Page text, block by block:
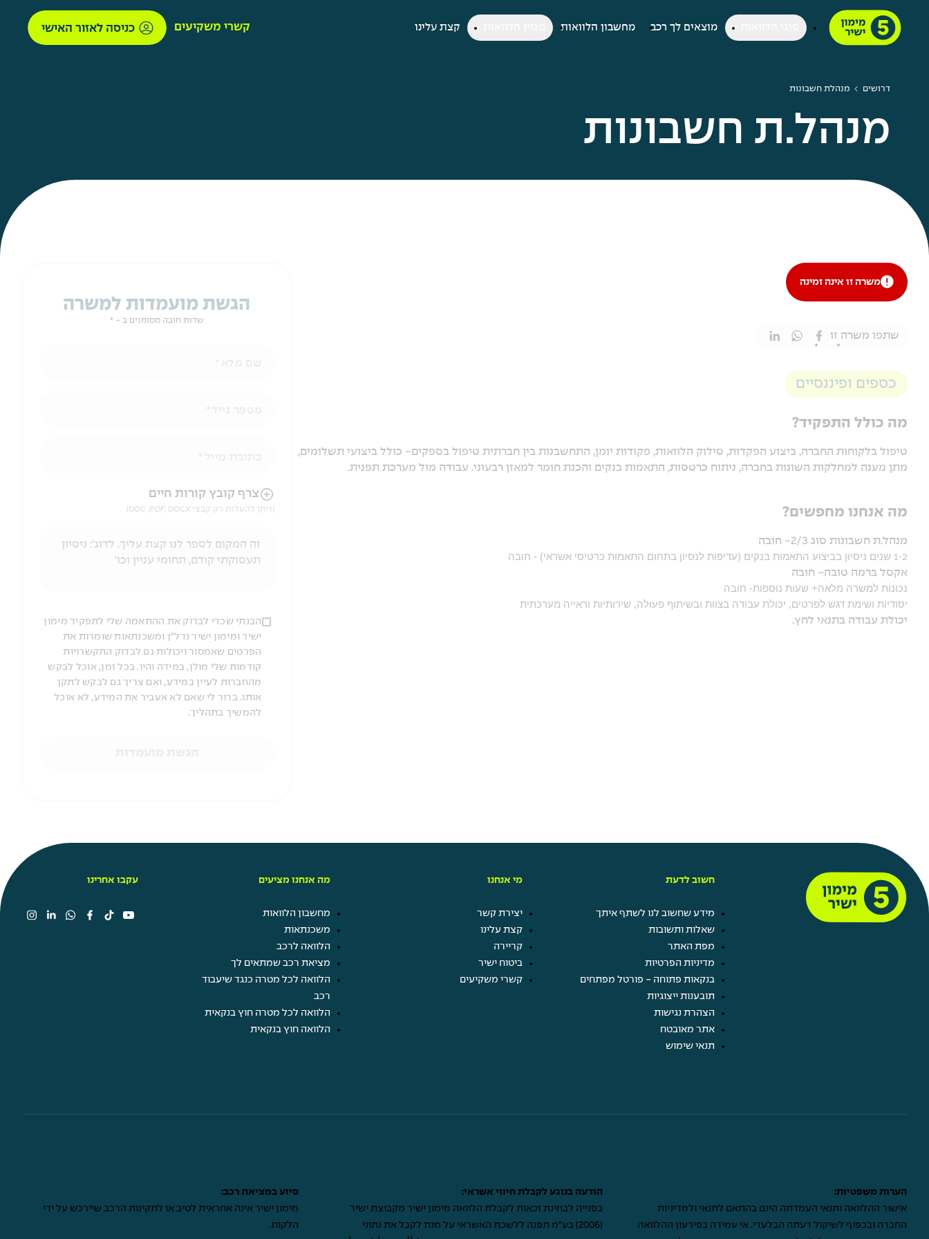
מוצאים לך רכב מחשבון הלוואות קצת עלינו קשרי משקיעים כניסה לאזור האישי
דרושים מנהלת חשבונות
מנהל.ת חשבונות
משרה זו אינה זמינה
שתפו משרה זו
כספים ופיננסיים
מה כולל התפקיד?
טיפול בלקוחות החברה, ביצוע הפקדות, סילוק הלוואות, פקודות יומן, התחשבנות בין חברתית טיפול בספקים- כולל ביצועי תשלומים,
מתן מענה למחלקות השונות בחברה, ניתוח כרטסות, התאמות בנקים והכנת חומר למאזן רבעוני. עבודה מול מערכת תפנית.
מה אנחנו מחפשים?
מנהל.ת חשבונות סוג 2/3- חובה
1-2 שנים ניסיון בביצוע התאמות בנקים (עדיפות לנסיון בתחום התאמות כרטיסי אשראי) - חובה
אקסל ברמה טובה- חובה
נכונות למשרה מלאה+ שעות נוספות- חובה
יסודיות ושימת דגש לפרטים, יכולת עבודה בצוות ובשיתוף פעולה, שירותיות וראייה מערכתית
יכולת עבודה בתנאי לחץ.
הגשת מועמדות למשרה
שדות חובה מסומנים ב - *
הניווט לאחר העלאת הקובץ באמצעות מקש ה-TAB
צרף קובץ קורות חיים
(ניתן להעלות רק קבצי DOC ,PDF, DOCX)
הבנתי שכדי לבדוק את ההתאמה שלי לתפקיד מימון
ישיר ומימון ישיר נדל"ן ומשכנתאות שומרות את
הפרטים שאמסור ויכולות גם לבדוק התקשרויות
קודמות שלי מולן, במידה והיו. בכל זמן, אוכל לבקש
מהחברות לעיין במידע, ואם צריך גם לבקש לתקן
אותו. ברור לי שאם לא אעביר את המידע, לא אוכל
להמשיך בתהליך.
חשוב לדעת
מידע שחשוב לנו לשתף איתך
שאלות ותשובות
מפת האתר
מדיניות הפרטיות
בנקאות פתוחה - פורטל מפתחים
תובענות ייצוגיות
הצהרת נגישות
אתר מאובטח
תנאי שימוש
מי אנחנו
יצירת קשר
קצת עלינו
קריירה
ביטוח ישיר
קשרי משקיעים
מה אנחנו מציעים
מחשבון הלוואות
משכנתאות
הלוואה לרכב
מציאת רכב שמתאים לך
הלוואה לכל מטרה כנגד שיעבוד
רכב
הלוואה לכל מטרה חוץ בנקאית
הלוואה חוץ בנקאית
עקבו אחרינו
הערות משפטיות:
אישור ההלוואה ותנאי העמדתה הינם בהתאם לתנאי ולמדיניות
החברה ובכפוף לשיקול דעתה הבלעדי. אי עמידה בפירעון ההלוואה
הודעה בנוגע לקבלת חיווי אשראי:
בפנייה לבחינת זכאות לקבלת הלוואה מימון ישיר מקבוצת ישיר
(2006) בע"מ תפנה ללשכת האשראי על מנת לקבל את נתוני
סיוע במציאת רכב:
מימון ישיר אינה אחראית לטיב או לתקינות הרכב שיירכש על ידי
הלקוח.